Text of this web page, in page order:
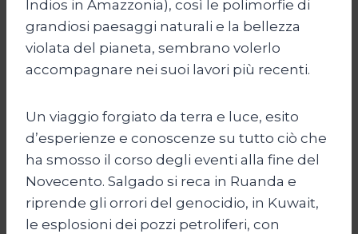
Indios in Amazzonia), così le polimorfie di
grandiosi paesaggi naturali e la bellezza
violata del pianeta, sembrano volerlo
accompagnare nei suoi lavori più recenti.
Un viaggio forgiato da terra e luce, esito
d’esperienze e conoscenze su tutto ciò che
ha smosso il corso degli eventi alla fine del
Novecento. Salgado si reca in Ruanda e
riprende gli orrori del genocidio, in Kuwait,
le esplosioni dei pozzi petroliferi, con